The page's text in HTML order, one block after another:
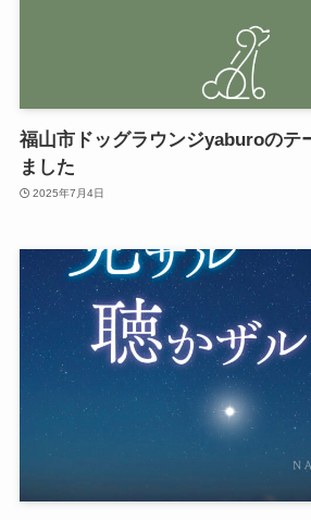
福山市ドッグラウンジyaburoのテ
ました
2025年7月4日